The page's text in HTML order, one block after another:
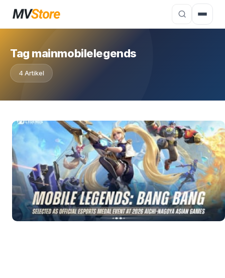
Tag mainmobilelegends
4 Artikel